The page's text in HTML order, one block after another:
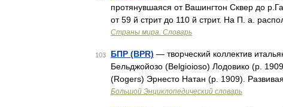
протянувшаяся от Вашингтон Сквер до
от 59 й стрит до 110 й стрит. На П. а.
Страны мира. Словарь
103 БПР (BPR) — творческий коллектив
Бельджойозо (Belgioioso) Лодовико (р.
(Rogers) Эрнесто Натан (р. 1909).
Большой Энциклопедический словарь